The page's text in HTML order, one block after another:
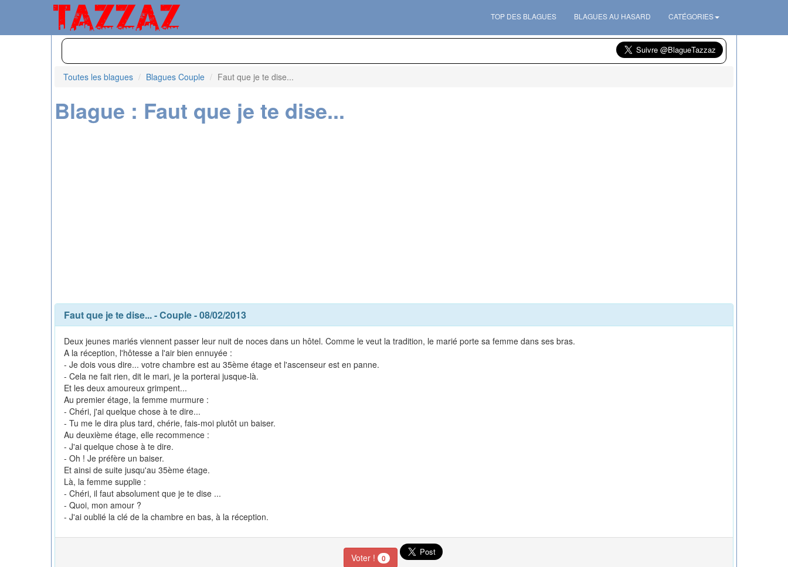
TOP DES BLAGUES BLAGUES AU HASARD CATÉGORIES
Toutes les blagues Blagues Couple Faut que je te dise...
Blague : Faut que je te dise...
Faut que je te dise...-Couple- 08/02/2013
Deux jeunes mariés viennent passer leur nuit de noces dans un hôtel. Comme le veut la tradition, le marié porte sa femme dans ses bras.
A la réception, l'hôtesse a l'air bien ennuyée :
- Je dois vous dire... votre chambre est au 35ème étage et l'ascenseur est en panne.
- Cela ne fait rien, dit le mari, je la porterai jusque-là.
Et les deux amoureux grimpent...
Au premier étage, la femme murmure :
- Chéri, j'ai quelque chose à te dire...
- Tu me le dira plus tard, chérie, fais-moi plutôt un baiser.
Au deuxième étage, elle recommence :
- J'ai quelque chose à te dire.
- Oh ! Je préfère un baiser.
Et ainsi de suite jusqu'au 35ème étage.
Là, la femme supplie :
- Chéri, il faut absolument que je te dise ...
- Quoi, mon amour ?
- J'ai oublié la clé de la chambre en bas, à la réception.
Voter ! 0